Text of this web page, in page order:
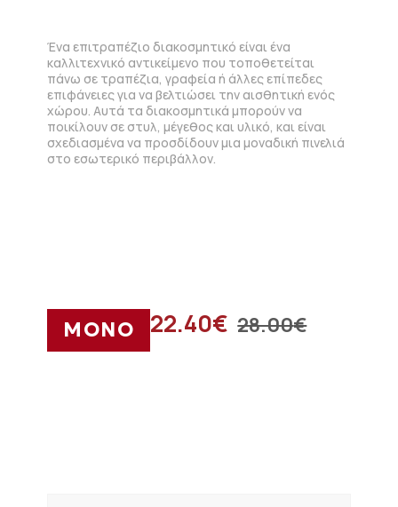
Ένα επιτραπέζιο διακοσμητικό είναι ένα
καλλιτεχνικό αντικείμενο που τοποθετείται
πάνω σε τραπέζια, γραφεία ή άλλες επίπεδες
επιφάνειες για να βελτιώσει την αισθητική ενός
χώρου. Αυτά τα διακοσμητικά μπορούν να
ποικίλουν σε στυλ, μέγεθος και υλικό, και είναι
σχεδιασμένα να προσδίδουν μια μοναδική πινελιά
στο εσωτερικό περιβάλλον.
ΜΟΝΟ 28.00€
22.40€